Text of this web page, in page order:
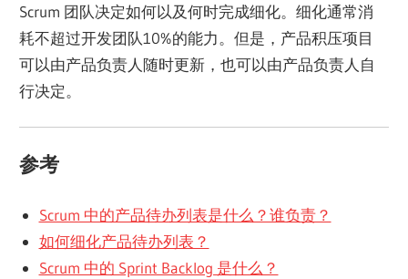
Scrum 团队决定如何以及何时完成细化。细化通常消
耗不超过开发团队10%的能力。但是，产品积压项目
可以由产品负责人随时更新，也可以由产品负责人自
行决定。
参考
Scrum 中的产品待办列表是什么？谁负责？
如何细化产品待办列表？
Scrum 中的 Sprint Backlog 是什么？